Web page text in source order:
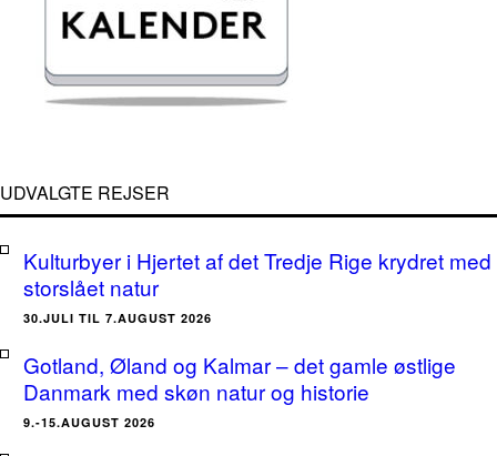
UDVALGTE REJSER
Kulturbyer i Hjertet af det Tredje Rige krydret med
storslået natur
30.JULI TIL 7.AUGUST 2026
Gotland, Øland og Kalmar – det gamle østlige
Danmark med skøn natur og historie
9.-15.AUGUST 2026